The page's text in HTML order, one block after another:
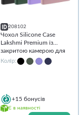
208102
Чохол Silicone Case
Lakshmi Premium із
закритою камерою для
Samsung Galaxy S25
Колір:
+15 бонусів
Є в наявності